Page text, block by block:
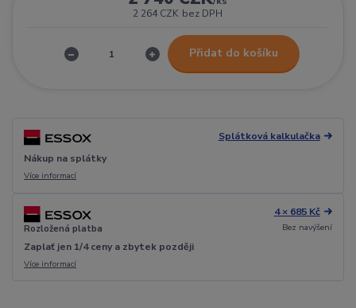
2 264 CZK bez DPH
Přidat do košíku
Splátková kalkulačka
Nákup na splátky
Více informací
Rozložená platba
4 × 685 Kč
Bez navýšení
Zaplať jen 1/4 ceny a zbytek později
Více informací